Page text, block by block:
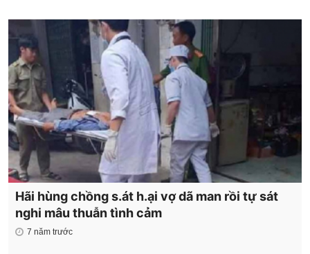
Hãi hùng chồng s.át h.ại vợ dã man rồi tự sát
nghi mâu thuẫn tình cảm
7 năm trước